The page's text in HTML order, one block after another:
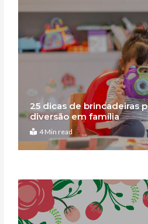
25 dicas de brincadeiras
diversão em família
4 Min read